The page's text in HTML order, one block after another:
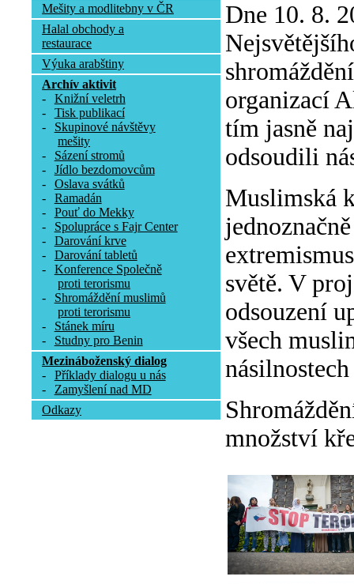
Mešity a modlitebny v ČR
Halal obchody a
restaurace
Výuka arabštiny
Archív aktivit
-
Knižní veletrh
-
Tisk publikací
-
Skupinové návštěvy
mešity
-
Sázení stromů
-
Jídlo bezdomovcům
-
Oslava svátků
-
Ramadán
-
Pouť do Mekky
-
Spolupráce s Fajr Center
-
Darování krve
-
Darování tabletů
-
Konference Společně
proti terorismu
-
Shromáždění muslimů
proti terorismu
-
Stánek míru
-
Studny pro Benin
Mezináboženský dialog
-
Příklady dialogu u nás
-
Zamyšlení nad MD
Odkazy
Dne 10. 8.
organizací
tím jasně
odsoudili
Muslimská
světě. V
odsouzení
všech
množství